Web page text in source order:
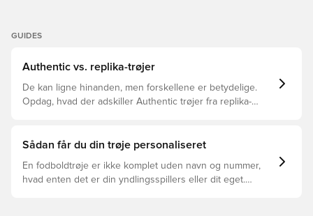
GUIDES
Authentic vs. replika-trøjer
De kan ligne hinanden, men forskellene er betydelige.
Opdag, hvad der adskiller Authentic trøjer fra replika-
Sådan får du din trøje personaliseret
En fodboldtrøje er ikke komplet uden navn og nummer,
hvad enten det er din yndlingsspillers eller dit eget.